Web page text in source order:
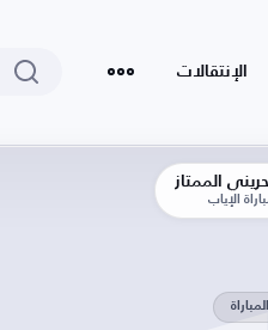
الإنتقالات
الممتاز